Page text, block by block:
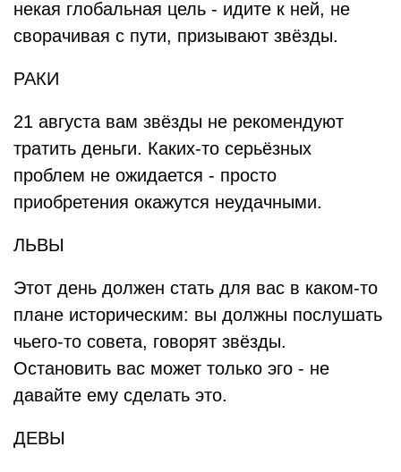
некая глобальная цель - идите к ней, не
сворачивая с пути, призывают звёзды.
РАКИ
21 августа вам звёзды не рекомендуют
тратить деньги. Каких-то серьёзных
проблем не ожидается - просто
приобретения окажутся неудачными.
ЛЬВЫ
Этот день должен стать для вас в каком-то
плане историческим: вы должны послушать
чьего-то совета, говорят звёзды.
Остановить вас может только эго - не
давайте ему сделать это.
ДЕВЫ